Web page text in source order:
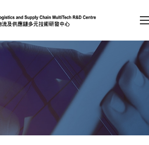
（按回車鍵）
會員登入
A A EN 繁 简